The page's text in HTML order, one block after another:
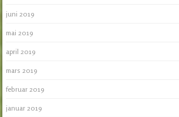
juni 2019
mai 2019
april 2019
mars 2019
februar 2019
januar 2019